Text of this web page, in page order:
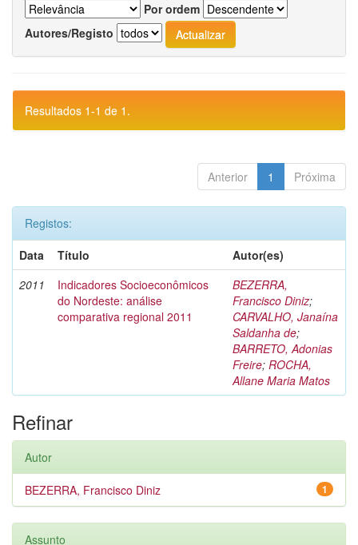
Por ordem
Autores/Registo
Resultados 1-1 de 1.
Anterior 1 Próxima
Registos:
Data
Título
Autor(es)
2011
Indicadores Socioeconômicos
do Nordeste: análise
comparativa regional 2011
BEZERRA,
Francisco Diniz;
CARVALHO, Janaína
Saldanha de;
BARRETO, Adonias
Freire; ROCHA,
Allane Maria Matos
Refinar
Autor
1
BEZERRA, Francisco Diniz
Assunto